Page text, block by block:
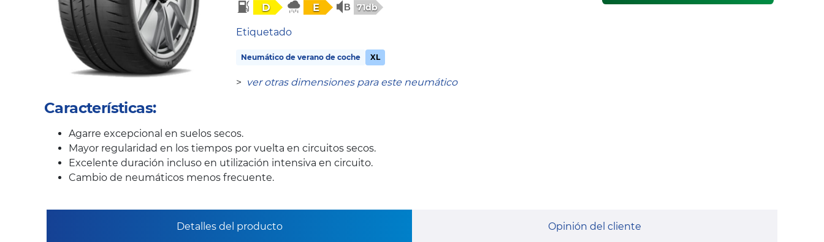
D E 71db
Etiquetado
Neumático de verano de coche XL
> ver otras dimensiones para este neumático
Características:
Agarre excepcional en suelos secos.
Mayor regularidad en los tiempos por vuelta en circuitos secos.
Excelente duración incluso en utilización intensiva en circuito.
Cambio de neumáticos menos frecuente.
Detalles del producto Opinión del cliente